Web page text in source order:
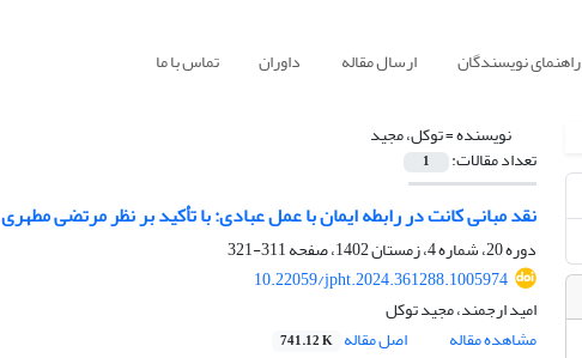
راهنمای نویسندگان ارسال مقاله داوران تماس با ما
نویسنده =توکل، مجید
تعداد مقالات: 1
نقد مبانی کانت در رابطه ایمان با عمل عبادی: با تأکید بر نظر مرتضی مطهری
دوره 20، شماره 4، زمستان 1402، صفحه
311-321
10.22059/jpht.2024.361288.1005974
امید ارجمند، مجید توکل
مشاهده مقاله
اصل مقاله 741.12 K